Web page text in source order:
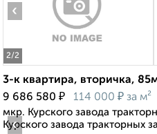
2/2
‹
3-к квартира, вторичка,
9 686 580 ₽ 114 000 ₽ за м²
мкр. Курского завода
Курского завода тракторных
‹